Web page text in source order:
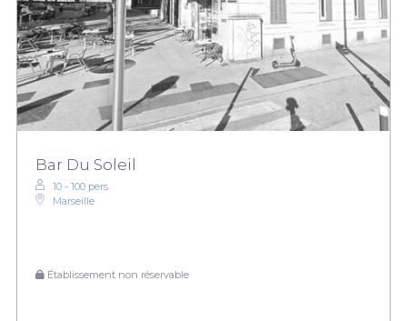
Bar Du Soleil
10 - 100 pers.
Marseille
Établissement non réservable